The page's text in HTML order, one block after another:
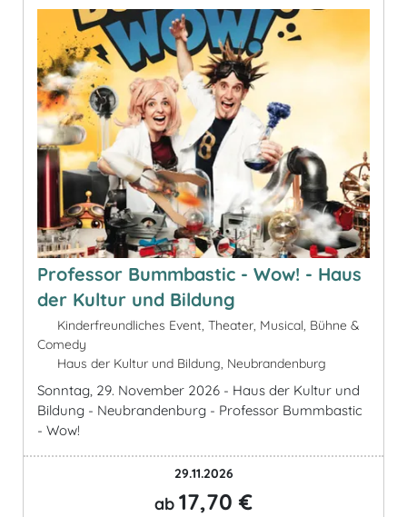
Professor Bummbastic - Wow! - Haus
der Kultur und Bildung
Kinderfreundliches Event, Theater, Musical, Bühne &
Comedy
Haus der Kultur und Bildung, Neubrandenburg
Sonntag, 29. November 2026 - Haus der Kultur und
Bildung - Neubrandenburg - Professor Bummbastic
- Wow!
29.11.2026
ab 17,70 €